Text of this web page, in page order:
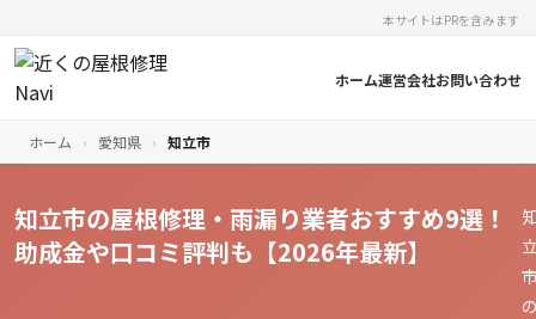
本サイトはPRを含みます
ホーム運営会社お問い合わせ
ホーム › 愛知県 › 知立市
知立市の屋根修理・雨漏り業者おすすめ9選！
助成金や口コミ評判も【2026年最新】